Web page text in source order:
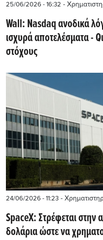
25/06/2026 - 16:32 -
Wall: Nasdaq ανοδικά
ισχυρά αποτελέσματα -
στόχους
24/06/2026 - 11:23 -
SpaceX: Στρέφεται
δολάρια ώστε να